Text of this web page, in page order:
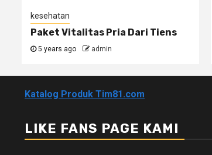
kesehatan
Paket Vitalitas Pria Dari Tiens
5 years ago admin
Katalog Produk Tim81.com
LIKE FANS PAGE KAMI